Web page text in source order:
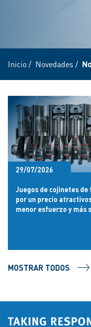
Inicio/ Novedades /
29/07/2026
Juegos de cojinetes de
por un precio
menor esfuerzo y más
MOSTRAR TODOS